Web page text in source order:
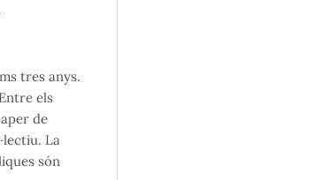
tres anys.
els
de
La
són